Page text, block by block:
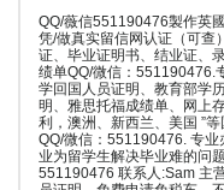
QQ/薇信551190476製作英
凭/做真实留信网认证（可查
证、毕业证明书、结业证、
绩单QQ/微信：551190476.
学回国人员证明、教育部学
明、雅思托福成绩单、网上
利，澳洲、新西兰、美国 ”
QQ/微信：551190476. 专
业为留学生解决毕业难的问
551190476 联系人:Sam 主